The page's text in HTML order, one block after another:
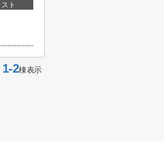
ト
2棟表示